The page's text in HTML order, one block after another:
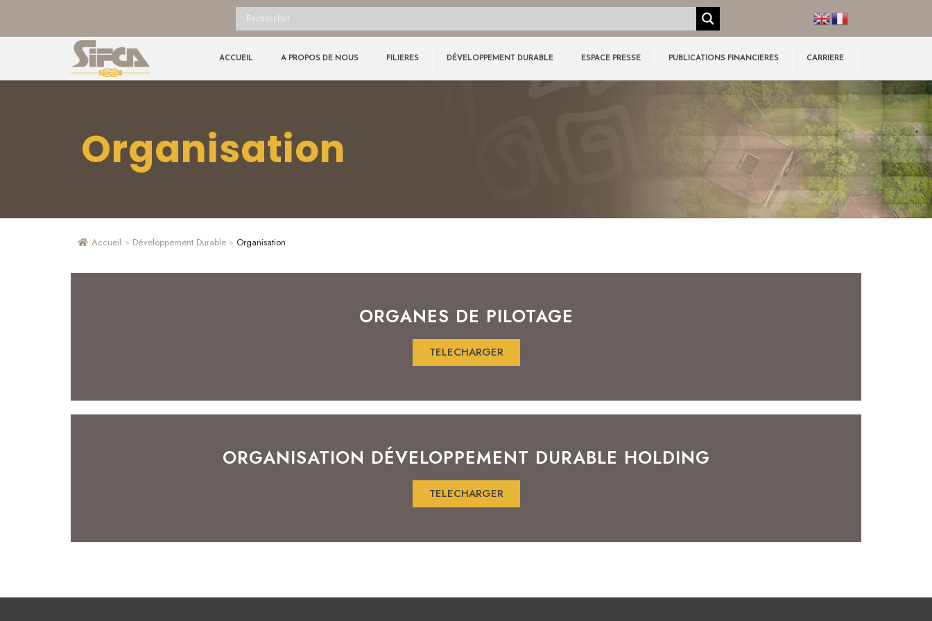
ACCUEIL A PROPOS DE NOUS FILIERES DÉVELOPPEMENT DURABLE ESPACE PRESSE PUBLICATIONS FINANCIERES CARRIERE
Organisation
Accueil » Développement Durable » Organisation
ORGANES DE PILOTAGE
TELECHARGER
ORGANISATION DÉVELOPPEMENT DURABLE HOLDING
TELECHARGER